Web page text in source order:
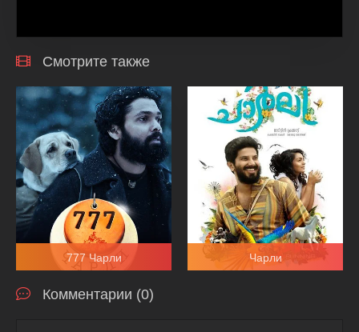
Смотрите также
777 Чарли Чарли
Комментарии (0)